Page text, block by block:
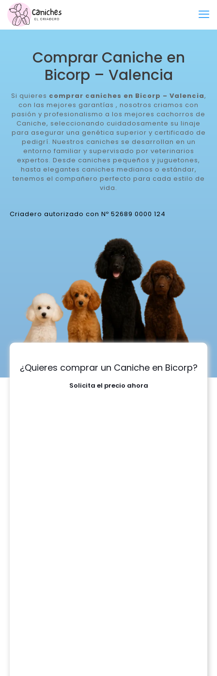
Comprar Caniche en
Bicorp – Valencia
Si quieres comprar caniches en Bicorp – Valencia,
con las mejores garantías , nosotros criamos con
pasión y profesionalismo a los mejores cachorros de
Caniche, seleccionando cuidadosamente su linaje
para asegurar una genética superior y certificado de
pedigrí. Nuestros caniches se desarrollan en un
entorno familiar y supervisado por veterinarios
expertos. Desde caniches pequeños y juguetones,
hasta elegantes caniches medianos o estándar,
tenemos el compañero perfecto para cada estilo de
vida.
Criadero autorizado con Nº 52689 0000 124
¿Quieres comprar un Caniche en Bicorp?
Solicita el precio ahora